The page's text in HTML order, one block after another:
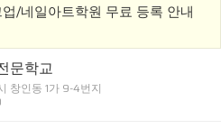
/네일아트학원 무료 등록 안내
문학교
창인동 1가 9-4번지